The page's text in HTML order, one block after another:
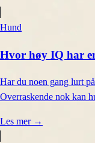
Hund
Hvor høy IQ har
Har du noen gang lurt
Overraskende nok kan
Les mer →